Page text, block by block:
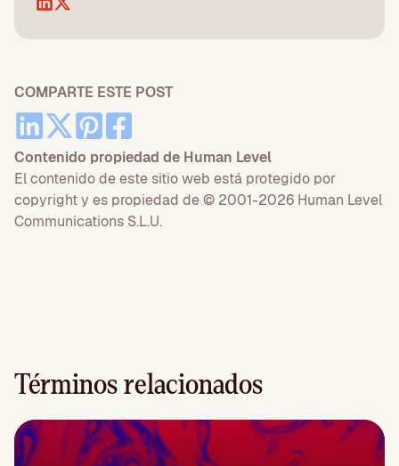
COMPARTE ESTE POST
Contenido propiedad de Human Level
El contenido de este sitio web está protegido por
copyright y es propiedad de © 2001-2026 Human Level
Communications S.L.U.
Términos relacionados